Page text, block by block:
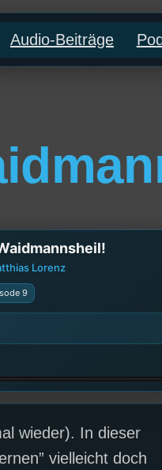
Audio-Beiträge
Lorenz
9
wieder). In dieser
vielleicht doch